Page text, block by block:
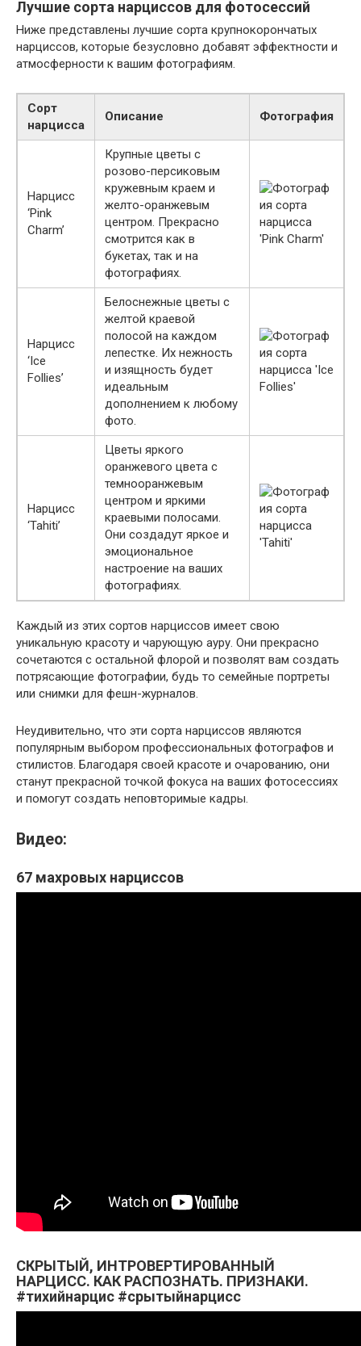
Лучшие сорта нарциссов для фотосессий
Ниже представлены лучшие сорта крупнокорончатых
нарциссов, которые безусловно добавят эффектности и
атмосферности к вашим фотографиям.
Сорт
нарцисса
Описание Фотография
Нарцисс
‘Pink
Charm’
Крупные цветы с
розово-персиковым
кружевным краем и
желто-оранжевым
центром. Прекрасно
смотрится как в
букетах, так и на
фотографиях.
Нарцисс
‘Ice
Follies’
Белоснежные цветы с
желтой краевой
полосой на каждом
лепестке. Их нежность
и изящность будет
идеальным
дополнением к любому
фото.
Нарцисс
‘Tahiti’
Цветы яркого
оранжевого цвета с
темнооранжевым
центром и яркими
краевыми полосами.
Они создадут яркое и
эмоциональное
настроение на ваших
фотографиях.
Каждый из этих сортов нарциссов имеет свою
уникальную красоту и чарующую ауру. Они прекрасно
сочетаются с остальной флорой и позволят вам создать
потрясающие фотографии, будь то семейные портреты
или снимки для фешн-журналов.
Неудивительно, что эти сорта нарциссов являются
популярным выбором профессиональных фотографов и
стилистов. Благодаря своей красоте и очарованию, они
станут прекрасной точкой фокуса на ваших фотосессиях
и помогут создать неповторимые кадры.
Видео:
67 махровых нарциссов
СКРЫТЫЙ, ИНТРОВЕРТИРОВАННЫЙ
НАРЦИСС. КАК РАСПОЗНАТЬ. ПРИЗНАКИ.
#тихийнарцис #срытыйнарцисс